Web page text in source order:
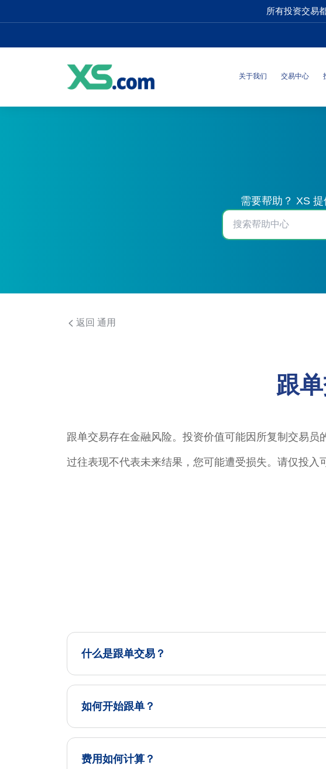
所有投资交易
关于我们 交易中心
需要帮助？ XS
返回 通用
跟
跟单交易存在金融风险。投资价值可能因所复制交易员
过往表现不代表未来结果，您可能遭受损失。请仅投入
什么是跟单交易？
如何开始跟单？
费用如何计算？